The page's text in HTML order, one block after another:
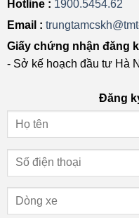
Hotline : 1900.5454.62
Email :
Giấy chứng nhận đăng
- Sở kế hoạch đầu tư Hà
Đăng